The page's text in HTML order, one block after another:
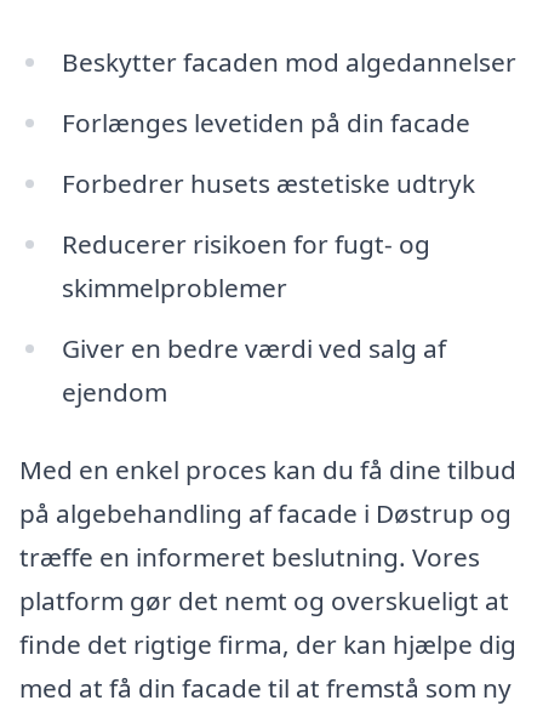
Beskytter facaden mod algedannelser
Forlænges levetiden på din facade
Forbedrer husets æstetiske udtryk
Reducerer risikoen for fugt- og
skimmelproblemer
Giver en bedre værdi ved salg af
ejendom
Med en enkel proces kan du få dine tilbud
på algebehandling af facade i Døstrup og
træffe en informeret beslutning. Vores
platform gør det nemt og overskueligt at
finde det rigtige firma, der kan hjælpe dig
med at få din facade til at fremstå som ny